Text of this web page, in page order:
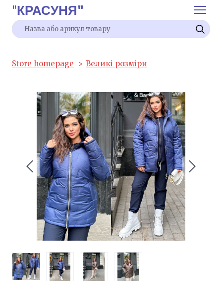
"КРАСУНЯ"
Store homepage Великі розміри